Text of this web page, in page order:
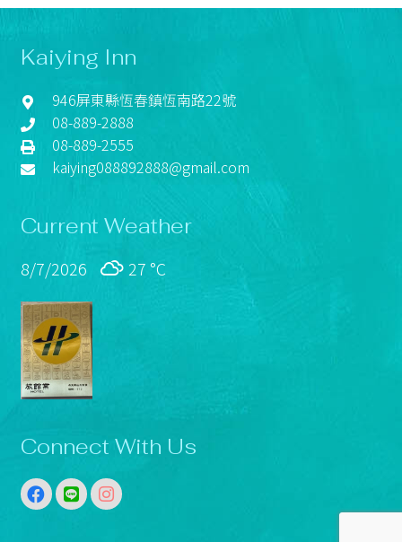
Kaiying Inn
946屏東縣恆春鎮恆南路22號
08-889-2888
08-889-2555
kaiying088892888@gmail.com
Current Weather
8/7/2026 27 °C
Connect With Us